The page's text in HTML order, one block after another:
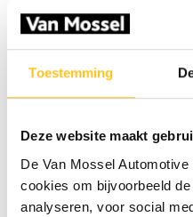
Toestemming
Deze website maakt
De Van Mossel
cookies om bijvoorbeeld
analyseren, voor social
en technieken en wil jij
Lees dan snel verder!
Wat ga je doen?
In de
tussen eenvoudige en
het steeds complexer
toekomst zijn mensen
willen gaan dan het